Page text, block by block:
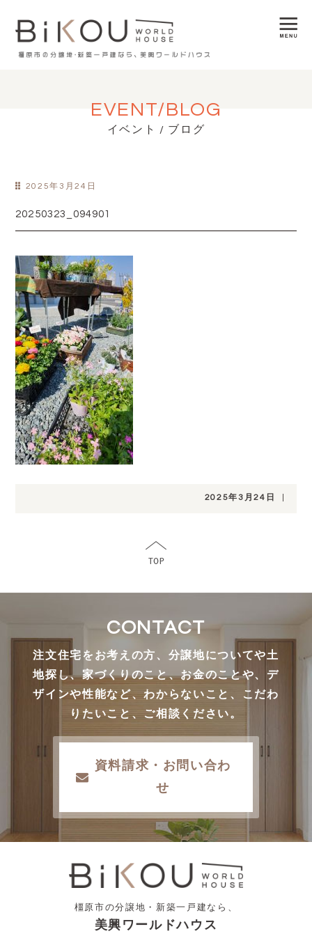
EVENT/BLOG
イベント / ブログ
2025年3月24日
20250323_094901
2025年3月24日
CONTACT
注文住宅をお考えの方、分譲地についてや土
地探し、家づくりのこと、お金のことや、デ
ザインや性能など、わからないこと、こだわ
りたいこと、ご相談ください。
資料請求・お問い合わ
せ
橿原市の分譲地・新築一戸建なら、
美興ワールドハウス